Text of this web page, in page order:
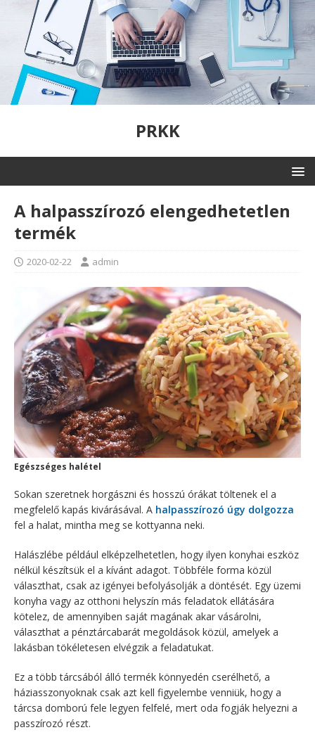
PRKK
A halpasszírozó elengedhetetlen
termék
2020-02-22 admin
Egészséges halétel
Sokan szeretnek horgászni és hosszú órákat töltenek el a
megfelelő kapás kivárásával. A halpasszírozó úgy dolgozza
fel a halat, mintha meg se kottyanna neki.
Halászlébe például elképzelhetetlen, hogy ilyen konyhai eszköz
nélkül készítsük el a kívánt adagot. Többféle forma közül
választhat, csak az igényei befolyásolják a döntését. Egy üzemi
konyha vagy az otthoni helyszín más feladatok ellátására
kötelez, de amennyiben saját magának akar vásárolni,
választhat a pénztárcabarát megoldások közül, amelyek a
lakásban tökéletesen elvégzik a feladatukat.
Ez a több tárcsából álló termék könnyedén cserélhető, a
háziasszonyoknak csak azt kell figyelembe venniük, hogy a
tárcsa domború fele legyen felfelé, mert oda fogják helyezni a
passzírozó részt.